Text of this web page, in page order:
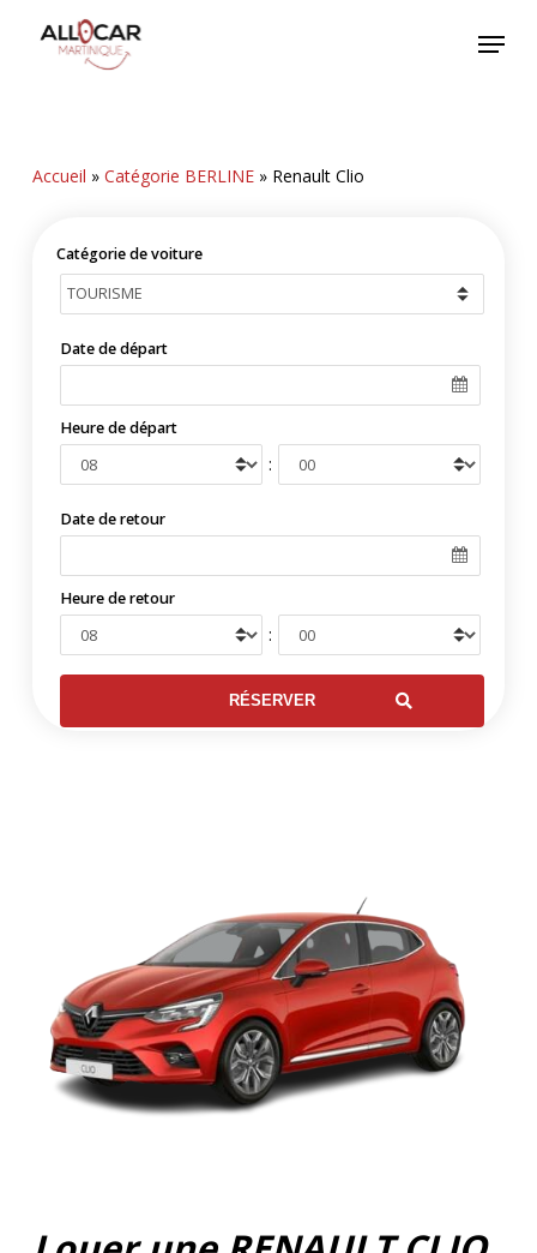
Menu
Accueil » Catégorie BERLINE» Renault Clio
Catégorie de voiture
Date de départ
Heure de départ
:
Date de retour
Heure de retour
: